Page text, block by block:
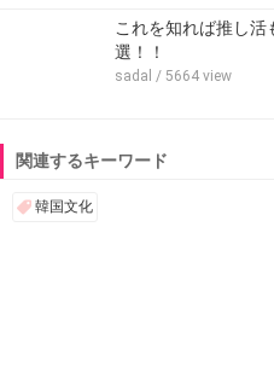
これを知れば推し
選！！
sadal / 5664 view
関連するキーワード
韓国文化